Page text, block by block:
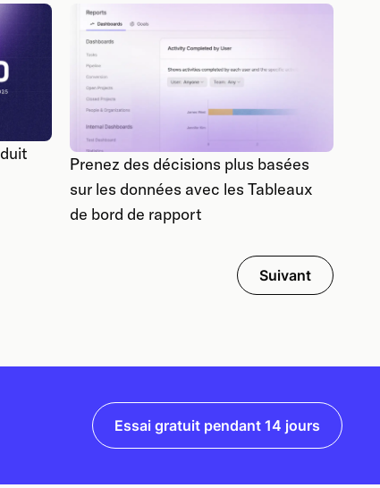
Prenez des décisions plus basées
sur les données avec les Tableaux
de bord de rapport
Suivant
Essai gratuit pendant 14 jours